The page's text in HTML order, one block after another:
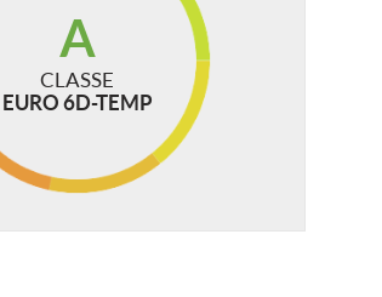
A
CLASSE
EURO 6D-TEMP